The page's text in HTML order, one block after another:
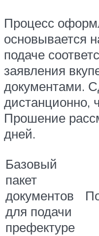
Процесс
основывается
подаче
заявления
документами.
дистанционно,
Прошение
дней.
Базовый
пакет
документов
для подачи
префектуре